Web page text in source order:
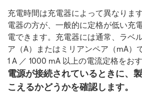
充電時間は充電器によって異なりま
電器の方が、一般的に定格が低い充
電できます。充電器には通常、ラベ
ア（A）またはミリアンペア（mA）
1 A ／ 1000 mA 以上の電流定格をお
電源が接続されているときに、
こえるかどうかを確認します。